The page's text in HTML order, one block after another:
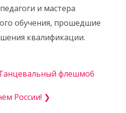
и мастера
обучения, прошедшие
квалификации.
флешмоб
России! ❯